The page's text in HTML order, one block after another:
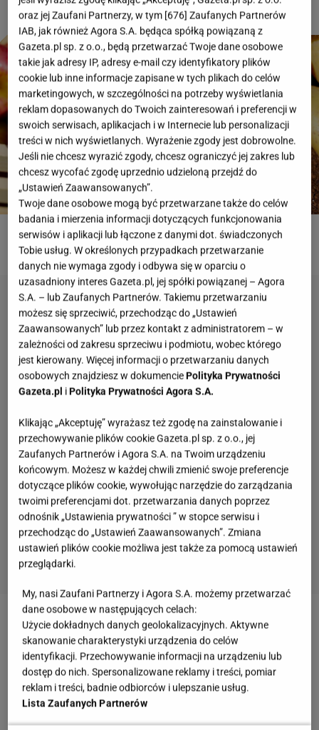
ROZWIĄŻ QUIZ
Rozpoznasz te polskie aktorki na zdjęciach?
Zgarnij tutaj okrągłe 12/12!
Quiz ortograficzny ch/h dla kujonów. Wynik
11/13 punktów to minimum!
oraz jej Zaufani Partnerzy, w tym [676] Zaufanych Partnerów
IAB, jak również Agora S.A. będąca spółką powiązaną z
Gazeta.pl sp. z o.o., będą przetwarzać Twoje dane osobowe
takie jak adresy IP, adresy e-mail czy identyfikatory plików
cookie lub inne informacje zapisane w tych plikach do celów
marketingowych, w szczególności na potrzeby wyświetlania
reklam dopasowanych do Twoich zainteresowań i preferencji w
swoich serwisach, aplikacjach i w Internecie lub personalizacji
treści w nich wyświetlanych. Wyrażenie zgody jest dobrowolne.
Jeśli nie chcesz wyrazić zgody, chcesz ograniczyć jej zakres lub
chcesz wycofać zgodę uprzednio udzieloną przejdź do
„Ustawień Zaawansowanych”.
Twoje dane osobowe mogą być przetwarzane także do celów
badania i mierzenia informacji dotyczących funkcjonowania
serwisów i aplikacji lub łączone z danymi dot. świadczonych
Tobie usług. W określonych przypadkach przetwarzanie
danych nie wymaga zgody i odbywa się w oparciu o
uzasadniony interes Gazeta.pl, jej spółki powiązanej – Agora
S.A. – lub Zaufanych Partnerów. Takiemu przetwarzaniu
możesz się sprzeciwić, przechodząc do „Ustawień
Zaawansowanych” lub przez kontakt z administratorem – w
zależności od zakresu sprzeciwu i podmiotu, wobec którego
jest kierowany. Więcej informacji o przetwarzaniu danych
osobowych znajdziesz w dokumencie Polityka Prywatności
Gazeta.pl i Polityka Prywatności Agora S.A.
Klikając „Akceptuję” wyrażasz też zgodę na zainstalowanie i
przechowywanie plików cookie Gazeta.pl sp. z o.o., jej
Zaufanych Partnerów i Agora S.A. na Twoim urządzeniu
końcowym. Możesz w każdej chwili zmienić swoje preferencje
dotyczące plików cookie, wywołując narzędzie do zarządzania
twoimi preferencjami dot. przetwarzania danych poprzez
odnośnik „Ustawienia prywatności ” w stopce serwisu i
przechodząc do „Ustawień Zaawansowanych”. Zmiana
ustawień plików cookie możliwa jest także za pomocą ustawień
przeglądarki.
My, nasi Zaufani Partnerzy i Agora S.A. możemy przetwarzać
dane osobowe w następujących celach:
Użycie dokładnych danych geolokalizacyjnych. Aktywne
skanowanie charakterystyki urządzenia do celów
identyfikacji. Przechowywanie informacji na urządzeniu lub
dostęp do nich. Spersonalizowane reklamy i treści, pomiar
reklam i treści, badnie odbiorców i ulepszanie usług.
Lista Zaufanych Partnerów